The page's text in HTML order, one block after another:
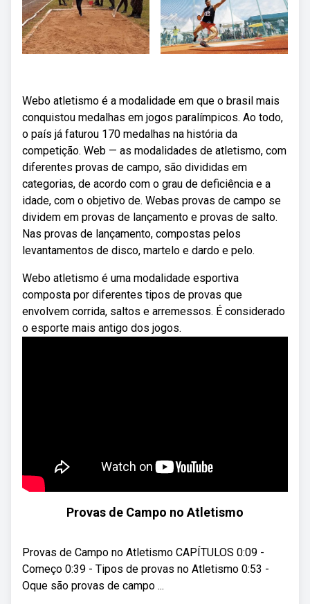
Webo atletismo é a modalidade em que o brasil mais
conquistou medalhas em jogos paralímpicos. Ao todo,
o país já faturou 170 medalhas na história da
competição. Web — as modalidades de atletismo, com
diferentes provas de campo, são divididas em
categorias, de acordo com o grau de deficiência e a
idade, com o objetivo de. Webas provas de campo se
dividem em provas de lançamento e provas de salto.
Nas provas de lançamento, compostas pelos
levantamentos de disco, martelo e dardo e pelo.
Webo atletismo é uma modalidade esportiva
composta por diferentes tipos de provas que
envolvem corrida, saltos e arremessos. É considerado
o esporte mais antigo dos jogos.
Provas de Campo no Atletismo
Provas de Campo no Atletismo CAPÍTULOS 0:09 -
Começo 0:39 - Tipos de provas no Atletismo 0:53 -
Oque são provas de campo ...